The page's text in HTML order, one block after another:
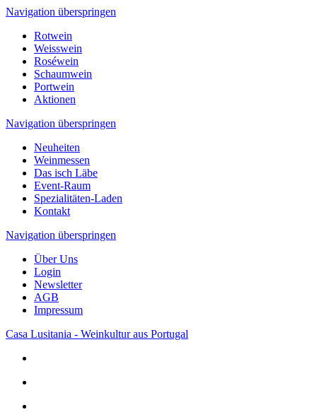
Navigation überspringen
Rotwein
Weisswein
Roséwein
Schaumwein
Portwein
Aktionen
Navigation überspringen
Neuheiten
Weinmessen
Das isch Läbe
Event-Raum
Spezialitäten-Laden
Kontakt
Navigation überspringen
Über Uns
Login
Newsletter
AGB
Impressum
Casa Lusitania - Weinkultur aus Portugal